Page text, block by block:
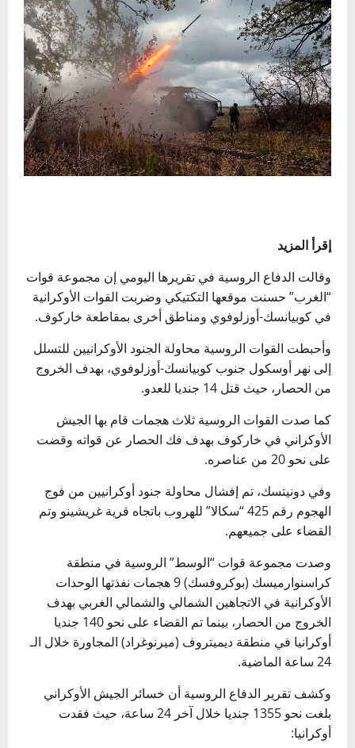
إقرأ المزيد
وقالت الدفاع الروسية في تقريرها اليومي إن مجموعة قوات
“الغرب” حسنت موقعها التكتيكي وضربت القوات الأوكرانية
في كوبيانسك-أوزلوفوي ومناطق أخرى بمقاطعة خاركوف.
وأحبطت القوات الروسية محاولة الجنود الأوكرانيين للتسلل
إلى نهر أوسكول جنوب كوبيانسك-أوزلوفوي، بهدف الخروج
من الحصار، حيث قتل 14 جنديا للعدو.
كما صدت القوات الروسية ثلاث هجمات قام بها الجيش
الأوكراني في خاركوف بهدف فك الحصار عن قواته وقضت
على نحو 20 من عناصره.
وفي دونيتسك، تم إفشال محاولة جنود أوكرانيين من فوج
الهجوم رقم 425 “سكالا” للهروب باتجاه قرية غريشينو وتم
القضاء على جميعهم.
وصدت مجموعة قوات “الوسط” الروسية في منطقة
كراسنوارميسك (بوكروفسك) 9 هجمات نفذتها الوحدات
الأوكرانية في الاتجاهين الشمالي والشمالي الغربي بهدف
الخروج من الحصار، بينما تم القضاء على نحو 140 جنديا
أوكرانيا في منطقة ديميتروف (ميرنوغراد) المجاورة خلال الـ
24 ساعة الماضية.
وكشف تقرير الدفاع الروسية أن خسائر الجيش الأوكراني
بلغت نحو 1355 جنديا خلال آخر 24 ساعة، حيث فقدت
أوكرانيا: